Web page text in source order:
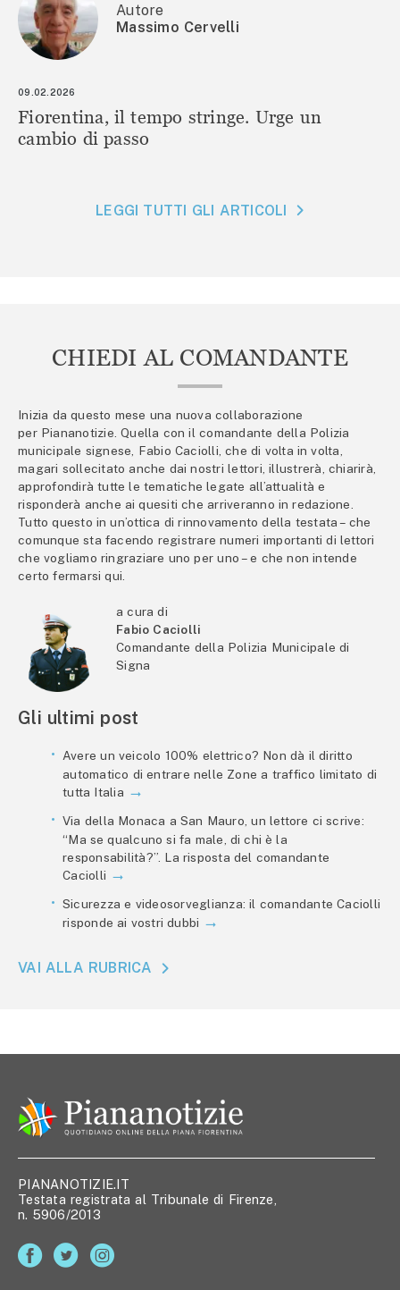
Autore
Massimo Cervelli
09.02.2026
Fiorentina, il tempo stringe. Urge un
cambio di passo
LEGGI TUTTI GLI ARTICOLI
CHIEDI AL COMANDANTE
Inizia da questo mese una nuova collaborazione
per Piananotizie. Quella con il comandante della Polizia
municipale signese, Fabio Caciolli, che di volta in volta,
magari sollecitato anche dai nostri lettori, illustrerà, chiarirà,
approfondirà tutte le tematiche legate all’attualità e
risponderà anche ai quesiti che arriveranno in redazione.
Tutto questo in un’ottica di rinnovamento della testata – che
comunque sta facendo registrare numeri importanti di lettori
che vogliamo ringraziare uno per uno – e che non intende
certo fermarsi qui.
a cura di
Fabio Caciolli
Comandante della Polizia Municipale di
Signa
Gli ultimi post
Avere un veicolo 100% elettrico? Non dà il diritto
automatico di entrare nelle Zone a traffico limitato di
tutta Italia
Via della Monaca a San Mauro, un lettore ci scrive:
“Ma se qualcuno si fa male, di chi è la
responsabilità?”. La risposta del comandante
Caciolli
Sicurezza e videosorveglianza: il comandante Caciolli
risponde ai vostri dubbi
VAI ALLA RUBRICA
PIANANOTIZIE.IT
Testata registrata al Tribunale di Firenze,
n. 5906/2013